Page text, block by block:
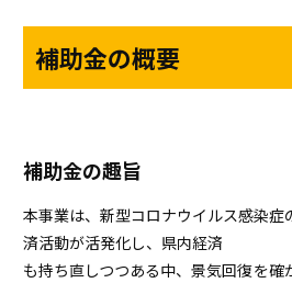
補助金の概要
補助金の趣旨
本事業は、新型コロナウイルス感染
済活動が活発化し、県内経済
も持ち直しつつある中、景気回復を